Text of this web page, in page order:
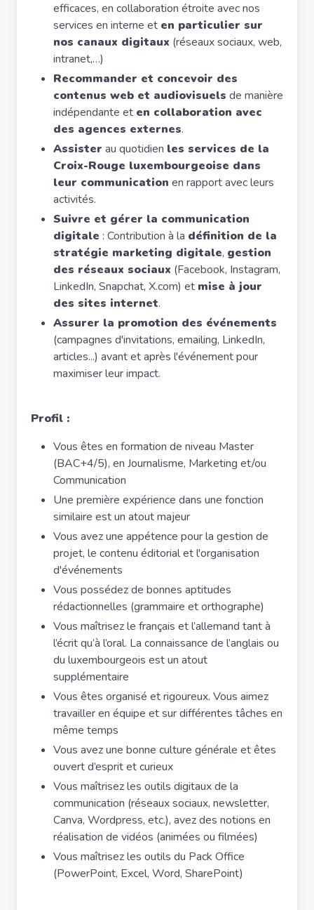
efficaces, en collaboration étroite avec nos
services en interne et en particulier sur
nos canaux digitaux (réseaux sociaux, web,
intranet,…)
Recommander et concevoir des
contenus web et audiovisuels de manière
indépendante et en collaboration avec
des agences externes.
Assister au quotidien les services de la
Croix-Rouge luxembourgeoise dans
leur communication en rapport avec leurs
activités.
Suivre et gérer la communication
digitale : Contribution à la définition de la
stratégie marketing digitale, gestion
des réseaux sociaux (Facebook, Instagram,
LinkedIn, Snapchat, X.com) et mise à jour
des sites internet.
Assurer la promotion des événements
(campagnes d'invitations, emailing, LinkedIn,
articles...) avant et après l'événement pour
maximiser leur impact.
Profil :
Vous êtes en formation de niveau Master
(BAC+4/5), en Journalisme, Marketing et/ou
Communication
Une première expérience dans une fonction
similaire est un atout majeur
Vous avez une appétence pour la gestion de
projet, le contenu éditorial et l'organisation
d'événements
Vous possédez de bonnes aptitudes
rédactionnelles (grammaire et orthographe)
Vous maîtrisez le français et l’allemand tant à
l’écrit qu’à l’oral. La connaissance de l’anglais ou
du luxembourgeois est un atout
supplémentaire
Vous êtes organisé et rigoureux. Vous aimez
travailler en équipe et sur différentes tâches en
même temps
Vous avez une bonne culture générale et êtes
ouvert d’esprit et curieux
Vous maîtrisez les outils digitaux de la
communication (réseaux sociaux, newsletter,
Canva, Wordpress, etc.), avez des notions en
réalisation de vidéos (animées ou filmées)
Vous maîtrisez les outils du Pack Office
(PowerPoint, Excel, Word, SharePoint)